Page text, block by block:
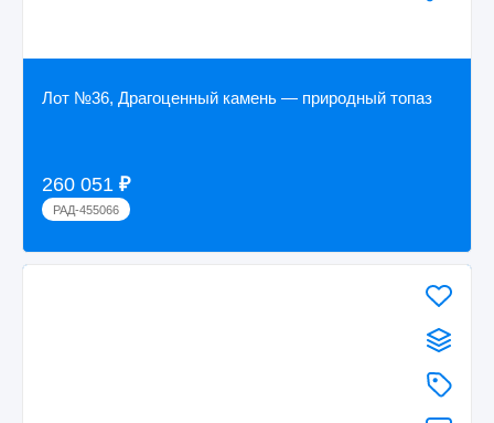
Лот №36, Драгоценный камень — природный топаз
260 051 ₽
РАД-455066